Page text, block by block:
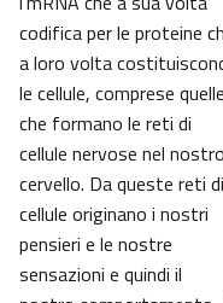
codifica per le proteine
a loro volta
le cellule, comprese quelle
che formano le reti di
cellule nervose nel nostro
cervello. Da queste reti di
cellule originano i nostri
pensieri e le nostre
sensazioni e quindi il